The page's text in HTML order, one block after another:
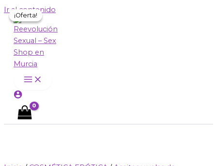
Ir al contenido
¡Oferta!
¡Oferta!